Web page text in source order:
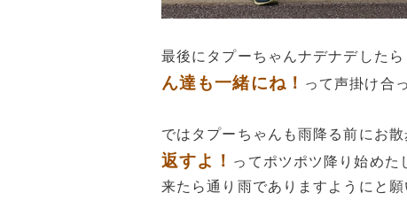
最後にタプーちゃんナデナデしたら
ん達も一緒にね！ って声掛け合
ではタプーちゃんも雨降る前にお
返すよ！ ってポツポツ降り始めた
来たら通り雨でありますようにと